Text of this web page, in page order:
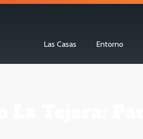
Las Casas Entorno